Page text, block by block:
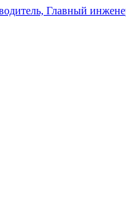
Главный